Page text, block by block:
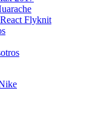
Flyknit